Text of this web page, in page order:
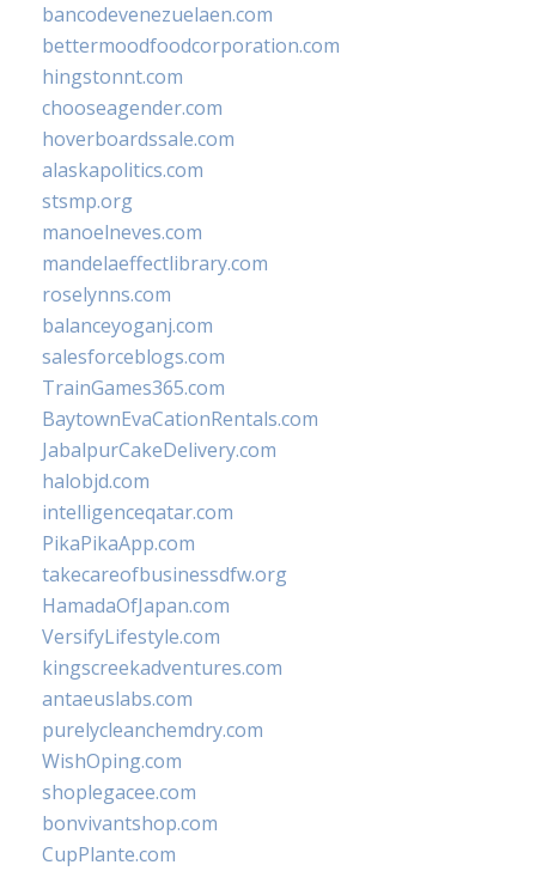
bancodevenezuelaen.com
bettermoodfoodcorporation.com
hingstonnt.com
chooseagender.com
hoverboardssale.com
alaskapolitics.com
stsmp.org
manoelneves.com
mandelaeffectlibrary.com
roselynns.com
balanceyoganj.com
salesforceblogs.com
TrainGames365.com
BaytownEvaCationRentals.com
JabalpurCakeDelivery.com
halobjd.com
intelligenceqatar.com
PikaPikaApp.com
takecareofbusinessdfw.org
HamadaOfJapan.com
VersifyLifestyle.com
kingscreekadventures.com
antaeuslabs.com
purelycleanchemdry.com
WishOping.com
shoplegacee.com
bonvivantshop.com
CupPlante.com